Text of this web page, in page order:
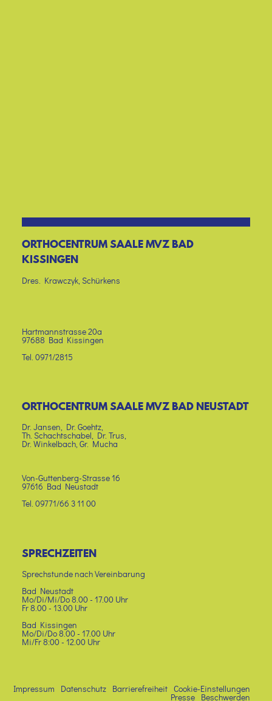
ORTHOCENTRUM SAALE MVZ BAD
KISSINGEN
Dres. Krawczyk, Schürkens
Hartmannstrasse 20a
97688 Bad Kissingen
Tel. 0971/2815
ORTHOCENTRUM SAALE MVZ BAD NEUSTADT
Dr. Jansen, Dr. Goehtz,
Th. Schachtschabel, Dr. Trus,
Dr. Winkelbach, Gr. Mucha
Von-Guttenberg-Strasse 16
97616 Bad Neustadt
Tel. 09771/66 3 11 00
SPRECHZEITEN
Sprechstunde nach Vereinbarung
Bad Neustadt
Mo/Di/Mi/Do 8.00 - 17.00 Uhr
Fr 8.00 - 13.00 Uhr
Bad Kissingen
Mo/Di/Do 8.00 - 17.00 Uhr
Mi/Fr 8:00 - 12.00 Uhr
Impressum Datenschutz Barrierefreiheit
Cookie-Einstellungen
Presse
Beschwerden